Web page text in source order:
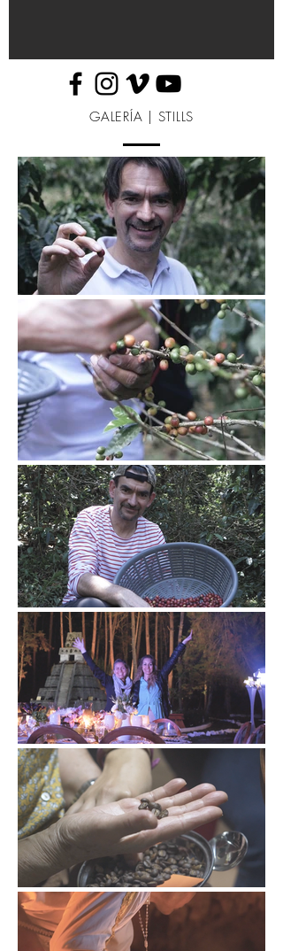
GALERÍA | STILLS